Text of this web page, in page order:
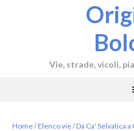
Vie, strade, vicoli,
Home/Elenco vie/Da Ca' Selvatica a